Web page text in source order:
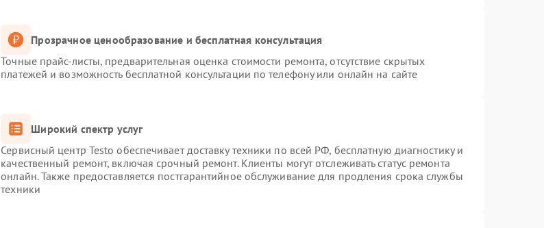
Прозрачное ценообразование и бесплатная консультация
Точные прайс-листы, предварительная оценка стоимости ремонта, отсутствие скрытых
платежей и возможность бесплатной консультации по телефону или онлайн на сайте
Широкий спектр услуг
Сервисный центр Testo обеспечивает доставку техники по всей РФ, бесплатную диагностику и
качественный ремонт, включая срочный ремонт. Клиенты могут отслеживать статус ремонта
онлайн. Также предоставляется постгарантийное обслуживание для продления срока службы
техники